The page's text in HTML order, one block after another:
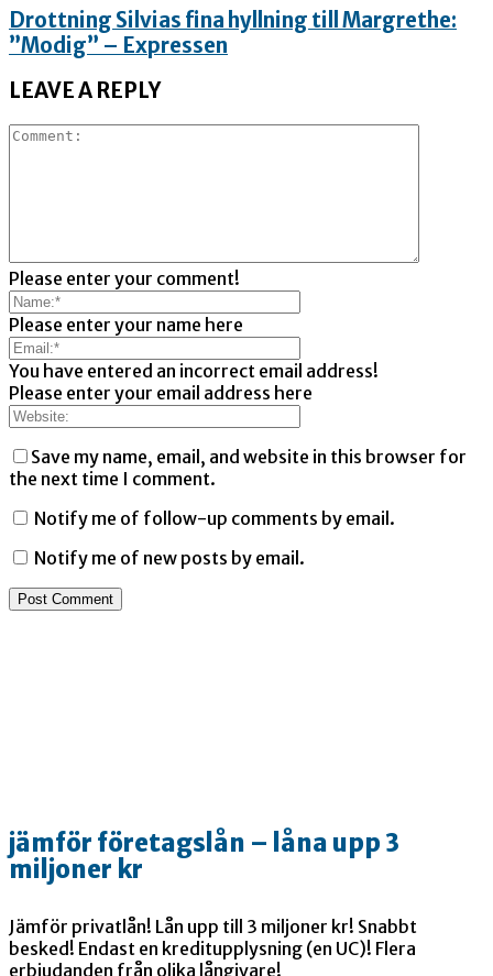
Drottning Silvias fina hyllning till Margrethe:
”Modig” – Expressen
LEAVE A REPLY
Please enter your comment!
Please enter your name here
You have entered an incorrect email address!
Please enter your email address here
Save my name, email, and website in this browser for
the next time I comment.
Notify me of follow-up comments by email.
Notify me of new posts by email.
jämför företagslån – låna upp 3
miljoner kr
Jämför privatlån! Lån upp till 3 miljoner kr! Snabbt
besked! Endast en kreditupplysning (en UC)! Flera
erbjudanden från olika långivare!